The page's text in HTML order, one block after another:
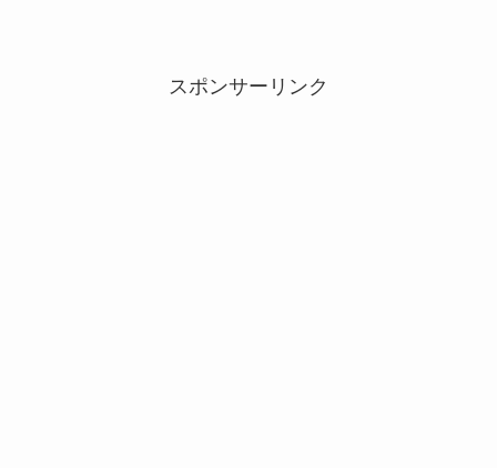
スポンサーリンク